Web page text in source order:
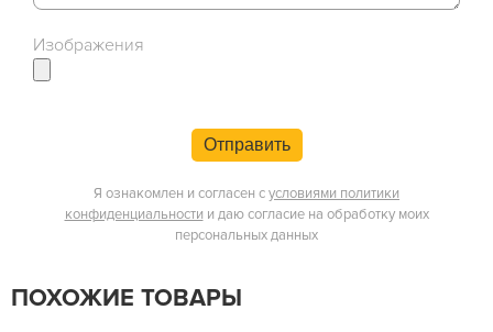
Изображения
Отправить
Я ознакомлен и согласен сусловиями политики
конфиденциальности и даю согласие на обработку моих
персональных данных
ПОХОЖИЕ ТОВАРЫ